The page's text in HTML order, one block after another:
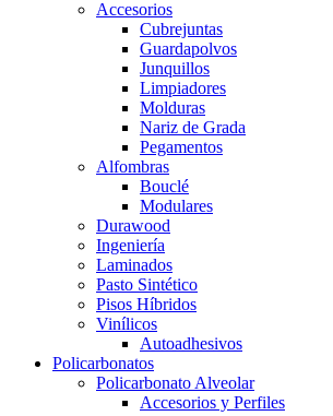
Accesorios
Cubrejuntas
Guardapolvos
Junquillos
Limpiadores
Molduras
Nariz de Grada
Pegamentos
Alfombras
Bouclé
Modulares
Durawood
Ingeniería
Laminados
Pasto Sintético
Pisos Híbridos
Vinílicos
Autoadhesivos
Policarbonatos
Policarbonato Alveolar
Accesorios y Perfiles